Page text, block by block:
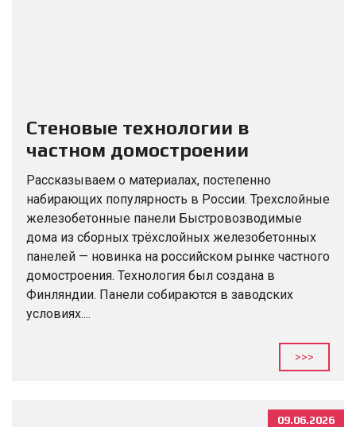
Стеновые технологии в
частном домостроении
Рассказываем о материалах, постепенно
набирающих популярность в России. Трехслойные
железобетонные панели Быстровозводимые
дома из сборных трёхслойных железобетонных
панелей — новинка на российском рынке частного
домостроения. Технология был создана в
Финляндии. Панели собираются в заводских
условиях....
>>>
09.06.2026